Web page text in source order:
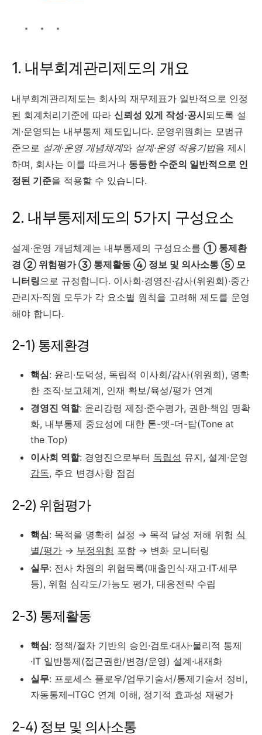
1. 내부회계관리제도의 개요
내부회계관리제도는 회사의 재무제표가 일반적으로 인정
된 회계처리기준에 따라 신뢰성 있게 작성·공시되도록 설
계·운영되는 내부통제 제도입니다. 운영위원회는 모범규
준으로 설계·운영 개념체계와 설계·운영 적용기법을 제시
하며, 회사는 이를 따르거나 동등한 수준의 일반적으로 인
정된 기준을 적용할 수 있습니다.
2. 내부통제제도의 5가지 구성요소
설계·운영 개념체계는 내부통제의 구성요소를 ① 통제환
경 ② 위험평가 ③ 통제활동 ④ 정보 및 의사소통 ⑤ 모
니터링으로 규정합니다. 이사회·경영진·감사(위원회)·중간
관리자·직원 모두가 각 요소별 원칙을 고려해 제도를 운영
해야 합니다.
2-1) 통제환경
핵심: 윤리·도덕성, 독립적 이사회/감사(위원회), 명확
한 조직·보고체계, 인재 확보/육성/평가 연계
경영진 역할: 윤리강령 제정·준수평가, 권한·책임 명확
화, 내부통제 중요성에 대한 톤-앳-더-탑(Tone at
the Top)
이사회 역할: 경영진으로부터 독립성 유지, 설계·운영
감독, 주요 변경사항 점검
2-2) 위험평가
핵심: 목적을 명확히 설정 → 목적 달성 저해 위험 식
별/평가 → 부정위험 포함 → 변화 모니터링
실무: 전사 차원의 위험목록(매출인식·재고·IT·세무
등), 위험 심각도/가능도 평가, 대응전략 수립
2-3) 통제활동
핵심: 정책/절차 기반의 승인·검토·대사·물리적 통제
·IT 일반통제(접근권한/변경/운영) 설계·내재화
실무: 프로세스 플로우/업무기술서/통제기술서 정비,
자동통제–ITGC 연계 이해, 정기적 효과성 재평가
2-4) 정보 및 의사소통